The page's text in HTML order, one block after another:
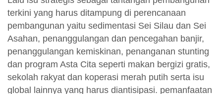
terkini yang harus ditampung di perencanaan
pembangunan yaitu sedimentasi Sei Silau dan Sei
Asahan, penanggulangan dan pencegahan banjir,
penanggulangan kemiskinan, penanganan stunting
dan program Asta Cita seperti makan bergizi gratis,
sekolah rakyat dan koperasi merah putih serta isu
global lainnya yang harus diantisipasi. pemanfaatan